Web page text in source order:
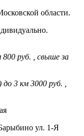
области.
800 руб. , свыше за
3 км 3000 руб. ,
ул. 1-Я